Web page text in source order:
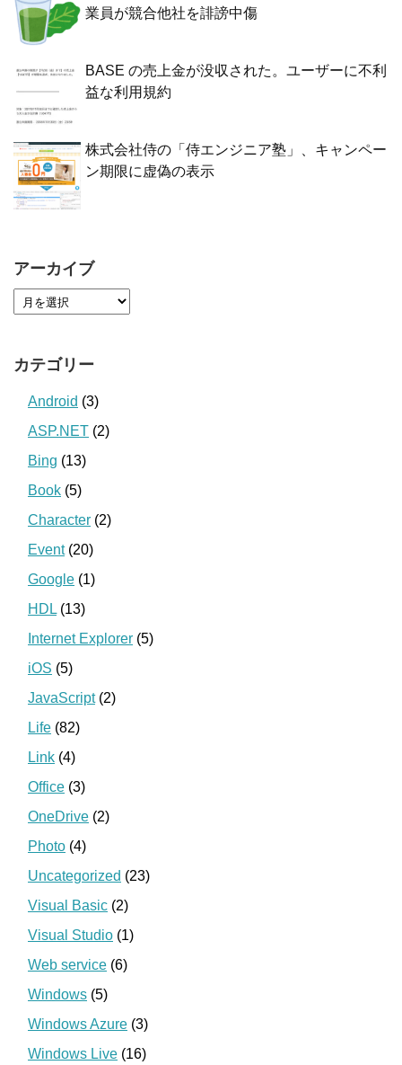
業員が競合他社を誹謗中傷
BASE の売上金が没収された。ユーザーに不利
益な利用規約
株式会社侍の「侍エンジニア塾」、キャンペー
ン期限に虚偽の表示
アーカイブ
カテゴリー
Android (3)
ASP.NET (2)
Bing (13)
Book (5)
Character (2)
Event(20)
Google (1)
HDL (13)
Internet Explorer (5)
iOS (5)
JavaScript(2)
Life (82)
Link (4)
Office (3)
OneDrive (2)
Photo (4)
Uncategorized (23)
Visual Basic (2)
Visual Studio (1)
Web service (6)
Windows (5)
Windows Azure (3)
Windows Live (16)